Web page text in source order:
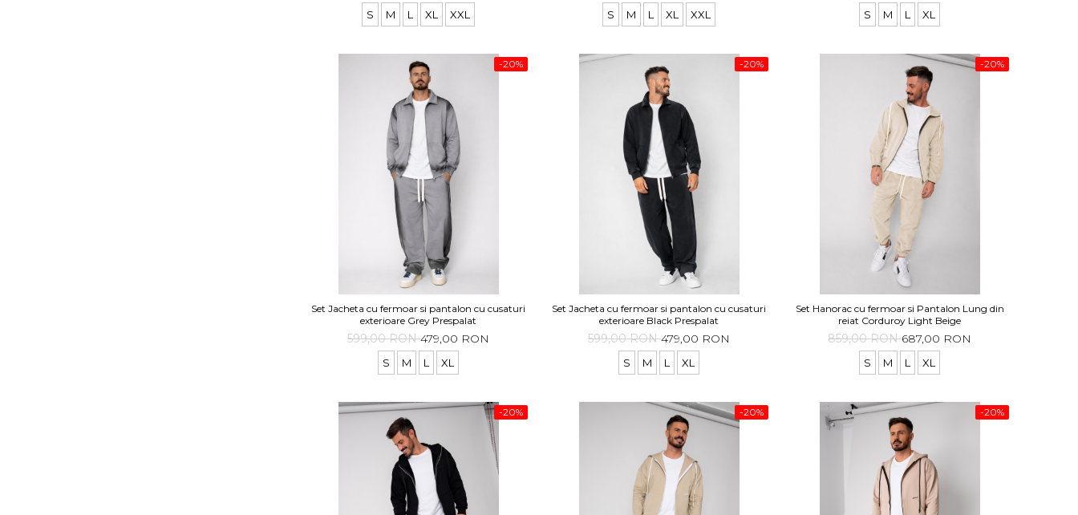
S M L XL XXL S M L XL XXL S M L XL
-20%
Set Jacheta cu fermoar si pantalon cu cusaturi
exterioare Grey Prespalat
599,00 RON479,00 RON
S M L XL
-20%
Set Jacheta cu fermoar si pantalon cu cusaturi
exterioare Black Prespalat
599,00 RON479,00 RON
S M L XL
-20%
Set Hanorac cu fermoar si Pantalon Lung din
reiat Corduroy Light Beige
859,00 RON687,00 RON
S M L XL
-20% -20% -20%